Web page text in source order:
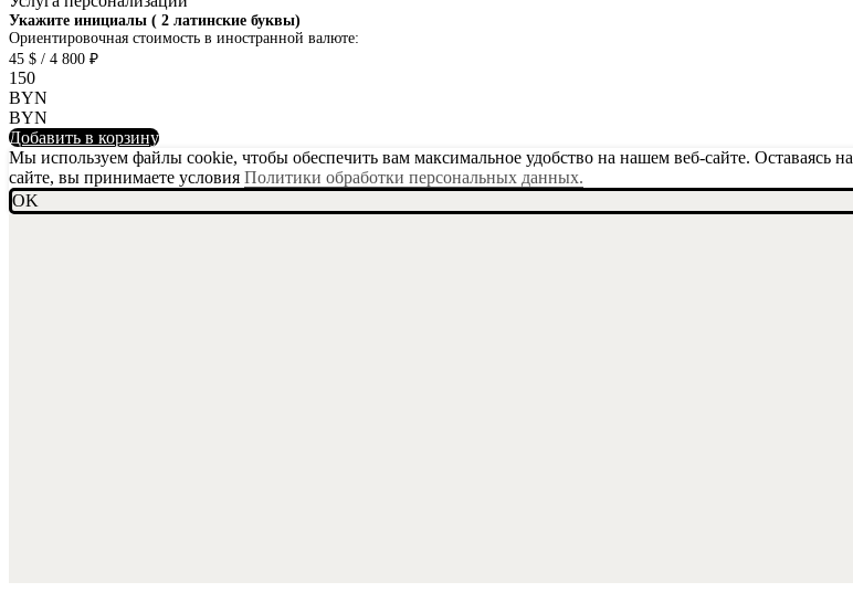
Укажите инициалы ( 2 латинские буквы)
Ориентировочная стоимость в иностранной валюте:
45 $ / 4 800 ₽
150
BYN
BYN
Добавить в корзину
Мы используем файлы cookie, чтобы обеспечить вам максимальное удобство на нашем веб-сайте. Оставаясь на
сайте, вы принимаете условия Политики обработки персональных данных.
OK